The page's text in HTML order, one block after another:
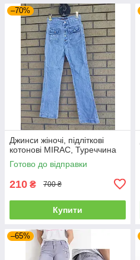
–70%
Джинси жіночі, підліткові
котонові MIRAC, Туреччина
Готово до відправки
210 ₴ 700 ₴
Купити
–65%